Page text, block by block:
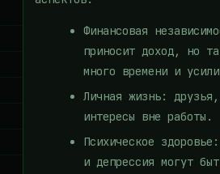
Финансовая
приносит доход, но
много времени и
Личная жизнь:
интересы вне работы.
Психическое
и депрессия могут